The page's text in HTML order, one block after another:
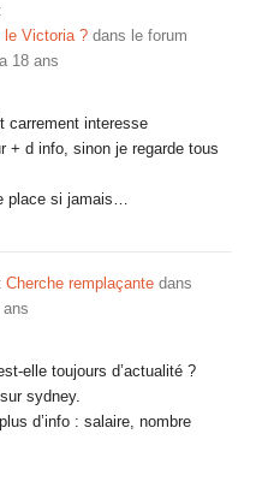
le Victoria ? dans le forum
18 ans
carrement interesse
+ d info, sinon je regarde tous
place si jamais…
Cherche remplaçante dans
elle toujours d’actualité ?
sydney.
d’info : salaire, nombre